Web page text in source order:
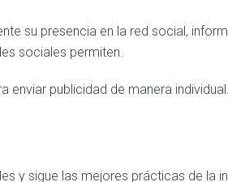
su presencia en la red social,
sociales permiten.
enviar publicidad de manera individual.
y sigue las mejores prácticas de la